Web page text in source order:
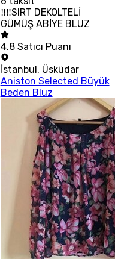
‼‼SIRT DEKOLTELİ
GÜMÜŞ ABİYE BLUZ
4.8 Satıcı Puanı
İstanbul , Üsküdar
Aniston Selected Büyük
Beden Bluz